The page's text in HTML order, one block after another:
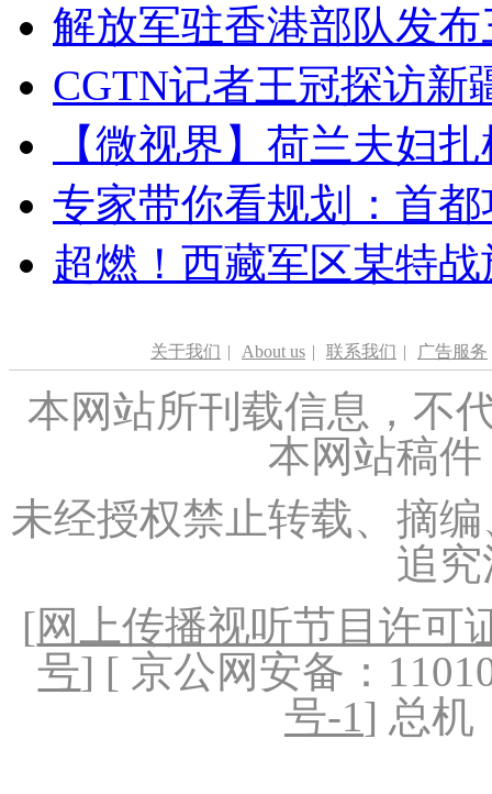
解放军驻香港部队发
CGTN记者王冠探访新
【微视界】荷兰夫妇
专家带你看规划：首
超燃！西藏军区某特
关于我们 | About us | 联系我们 | 广告服务
本网站所刊载信息，不
本网站稿
未经授权禁止转载、摘
追
[网上传播视听节目许可
号] [ 京公网安备：
号-1] 总机